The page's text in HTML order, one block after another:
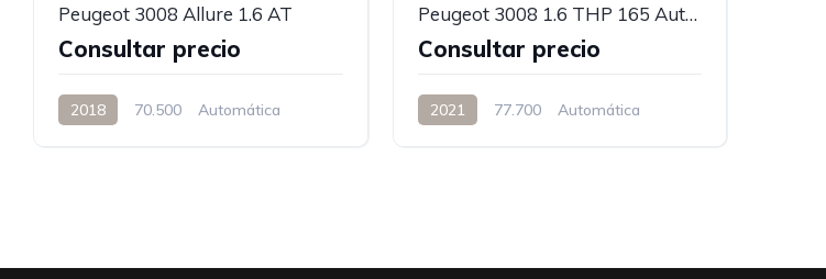
Peugeot 3008 Allure 1.6 AT
Consultar precio
2018 70.500 Automática
Peugeot 3008 1.6 THP 165 Auto Allure Pack
Consultar precio
2021 77.700 Automática